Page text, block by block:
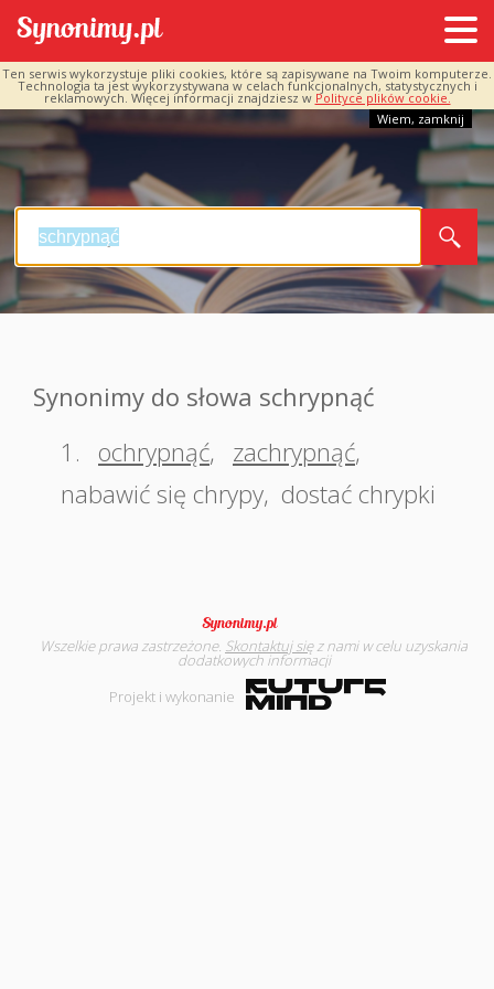
Ten serwis wykorzystuje pliki cookies, które są zapisywane na Twoim komputerze.
Technologia ta jest wykorzystywana w celach funkcjonalnych, statystycznych i
reklamowych. Więcej informacji znajdziesz w Polityce plików cookie.
Wiem, zamknij
Synonimy do słowa schrypnąć
1.
ochrypnąć, zachrypnąć,
nabawić się chrypy, dostać chrypki
Wszelkie prawa zastrzeżone. Skontaktuj sięz nami w celu uzyskania
dodatkowych informacji
Projekt i wykonanie